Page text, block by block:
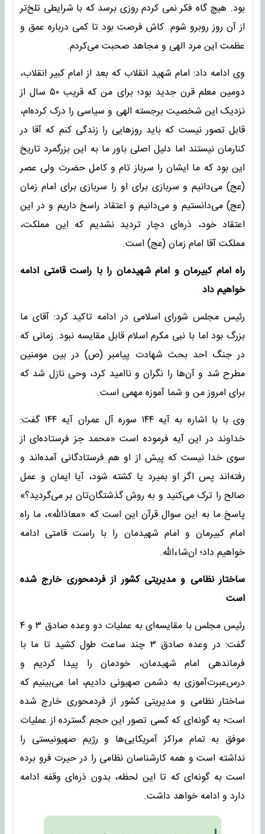
بود. هیچ گاه فکر نمی کردم روزی برسد که با شرایطی تلخ‌تر
از آن روز روبرو شوم. کاش فرصت بود تا کمی درباره عمق و
عظمت این مرد الهی و مجاهد صحبت می‌کردم.
وی ادامه داد: امام شهید انقلاب که بعد از امام کبیر انقلاب،
دومین معلم قرن جدید بود؛ برای من که قریب ۵۰ سال از
نزدیک این شخصیت برجسته الهی و سیاسی را درک کرده‌ام،
قابل تصور نیست که باید روزهایی را زندگی کنم که آقا در
کنارمان نیستند اما دلیل اصلی باور ما به این بزرگمرد تاریخ
این بود که ما ایشان را سرباز تام و کامل حضرت ولی عصر
(عج) می‌دانیم و سربازی برای او را سربازی برای امام زمان
(عج) می‌دانستیم و می‌دانیم و اعتقاد راسخ داریم و در این
اعتقاد خود، ذره‌ای دچار تردید نشدیم که این مملکت،
مملکت آقا امام زمان (عج) است.
راه امام کبیرمان و امام شهیدمان را با راست قامتی ادامه
خواهیم داد
رئیس مجلس شورای اسلامی در ادامه تاکید کرد: آقای ما
بزرگ بود اما با نبی مکرم اسلام قابل مقایسه نبود. زمانی که
در جنگ احد بحث شهادت پیامبر (ص) در بین مومنین
مطرح شد و آن‌ها را نگران و ناامید کرد، وحی نازل شد که
برای امروز من و شما آموزه مهمی است.
وی با با اشاره به آیه ۱۴۴ سوره آل عمران آیه ۱۴۴ گفت:
خداوند در این آیه فرموده است «محمد جز فرستاده‌ای از
سوی خدا نیست که پیش از او هم فرستادگانی آمده‌اند و
رفته‌اند پس اگر او بمیرد یا کشته شود، آیا ایمان و عمل
صالح را ترک می‌کنید و به روش گذشتگان‌تان بر می‌گردید؟»
پاسخ ما به این سوال قرآن این است که «معاذالله»، ما راه
امام کبیرمان و امام شهیدمان را با راست قامتی ادامه
خواهیم داد؛ ان‌شاءالله.
ساختار نظامی و مدیریتی کشور از فردمحوری خارج شده
است
رئیس مجلس با مقایسه‌ای به عملیات دو وعده صادق ۳ و ۴
گفت: در وعده صادق ۳ چند ساعت طول کشید تا ما با
فرماندهی امام شهیدمان، خودمان را پیدا کردیم و
درس‌عبرت‌آموزی به دشمن صهیونی دادیم، اما می‌بینیم که
ساختار نظامی و مدیریتی کشور از فردمحوری خارج شده
است؛ به گونه‌ای که کسی تصور این حجم گسترده از عملیات
موفق به تمام مراکز آمریکایی‌ها و رژیم صهیونیستی را
نداشته است و همه کارشناسان نظامی را در حیرت فرو برده
است به گونه‌ای که تا این لحظه، بدون ذره‌ای وقفه ادامه
دارد و ادامه خواهد داشت.